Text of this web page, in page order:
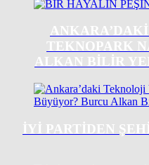
TEKNOPARK
ALKAN BILIR
İYİ PARTİDEN